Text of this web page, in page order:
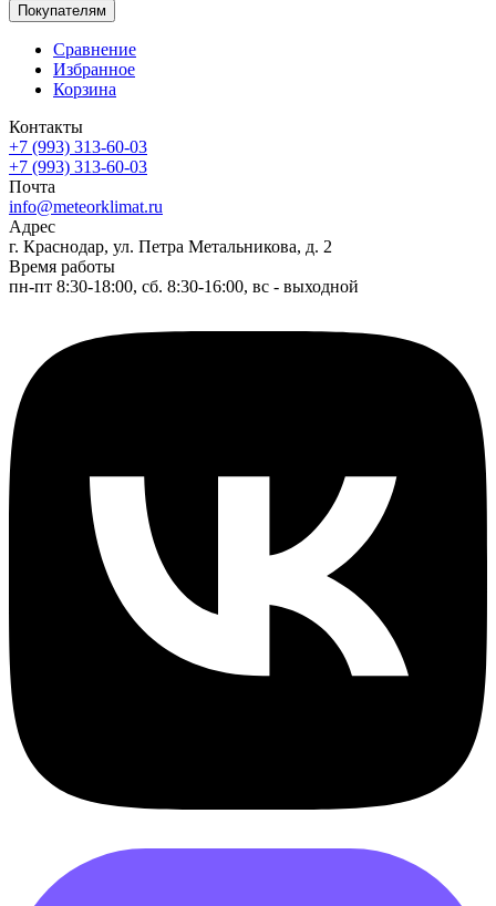
Покупателям
Сравнение
Избранное
Корзина
Контакты
+7 (993) 313-60-03
+7 (993) 313-60-03
Почта
info@meteorklimat.ru
Адрес
г. Краснодар, ул. Петра Метальникова, д. 2
Время работы
пн-пт 8:30-18:00, сб. 8:30-16:00, вс - выходной